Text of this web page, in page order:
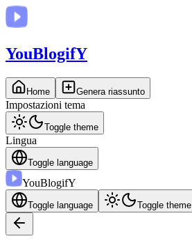
YouBlogifY
Home Genera riassunto
Impostazioni tema
Toggle theme
Lingua
Toggle language
YouBlogifY
Toggle language Toggle theme